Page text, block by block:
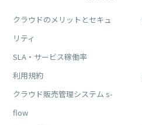
クラウドのメリットとセキュ
リティ
SLA・サービス稼働率
利用規約
クラウド販売管理システム s-
flow